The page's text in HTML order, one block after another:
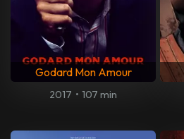
Godard Mon Amour
2017 • 107 min